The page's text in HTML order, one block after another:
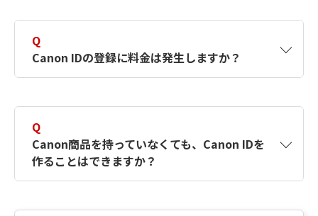
択したサービスから取得します。アカウントを
簡単に作成できるように、この情報を使用して
Canon IDの登録フォームを入力します。
Q
Canon IDの登録に料金は発生しますか？
Q
Canon商品を持っていなくても、Canon IDを
作ることはできますか？